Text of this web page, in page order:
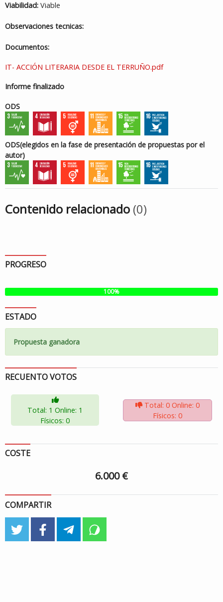
Viabilidad: Viable
Observaciones tecnicas:
Documentos:
IT- ACCIÓN LITERARIA DESDE EL TERRUÑO.pdf
Informe finalizado
ODS
ODS(elegidos en la fase de presentación de propuestas por el
autor)
Contenido relacionado (0)
PROGRESO
100%
ESTADO
Propuesta ganadora
RECUENTO VOTOS
Total: 1 Online: 1
Físicos: 0
Total: 0 Online: 0
Físicos: 0
COSTE
6.000 €
COMPARTIR
twitter facebook telegram